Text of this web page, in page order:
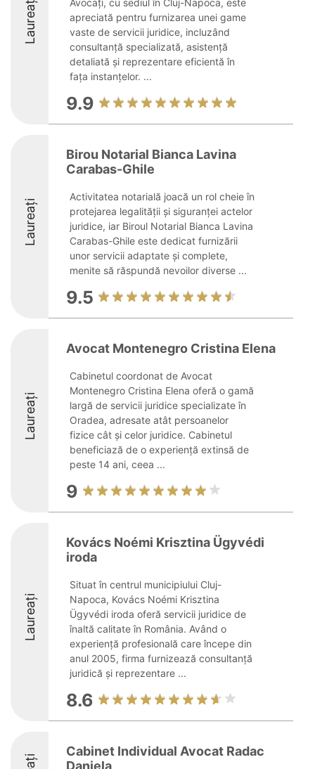
Laureați
Avocați, cu sediul în Cluj-Napoca, este
apreciată pentru furnizarea unei game
vaste de servicii juridice, incluzând
consultanță specializată, asistență
detaliată și reprezentare eficientă în
fața instanțelor. ...
9.9
Laureați
Birou Notarial Bianca Lavina
Carabas-Ghile
Activitatea notarială joacă un rol cheie în
protejarea legalității și siguranței actelor
juridice, iar Biroul Notarial Bianca Lavina
Carabas-Ghile este dedicat furnizării
unor servicii adaptate și complete,
menite să răspundă nevoilor diverse ...
9.5
Laureați
Avocat Montenegro Cristina Elena
Cabinetul coordonat de Avocat
Montenegro Cristina Elena oferă o gamă
largă de servicii juridice specializate în
Oradea, adresate atât persoanelor
fizice cât și celor juridice. Cabinetul
beneficiază de o experiență extinsă de
peste 14 ani, ceea ...
9
Laureați
Kovács Noémi Krisztina Ügyvédi
iroda
Situat în centrul municipiului Cluj-
Napoca, Kovács Noémi Krisztina
Ügyvédi iroda oferă servicii juridice de
înaltă calitate în România. Având o
experiență profesională care începe din
anul 2005, firma furnizează consultanță
juridică și reprezentare ...
8.6
Cabinet Individual Avocat Radac
Daniela